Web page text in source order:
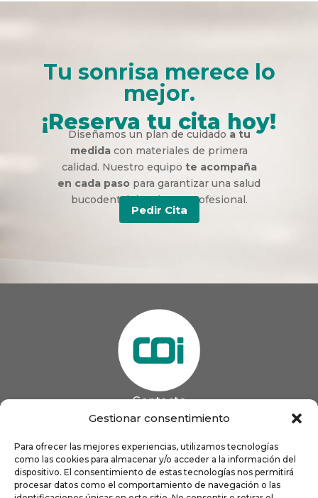
Gestionar consentimiento
Para ofrecer las mejores experiencias, utilizamos tecnologías
como las cookies para almacenar y/o acceder a la información del
dispositivo. El consentimiento de estas tecnologías nos permitirá
procesar datos como el comportamiento de navegación o las
Tu sonrisa merece lo
mejor.
¡Reserva tu cita hoy!
Diseñamos un plan de cuidado a tu
medida con materiales de primera
calidad. Nuestro equipo te acompaña
en cada paso para garantizar una salud
bucodental duradera y profesional.
Pedir Cita
Contacto
 coigijon@gmail.com
Horario
Lun
9:00 a 13:00 - 16:00 a 21:00
Mar
9:00 a 13:00 - 16:00 a 20:00